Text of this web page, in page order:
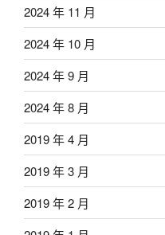
2024 年 11 月
2024 年 10 月
2024 年 9 月
2024 年 8 月
2019 年 4 月
2019 年 3 月
2019 年 2 月